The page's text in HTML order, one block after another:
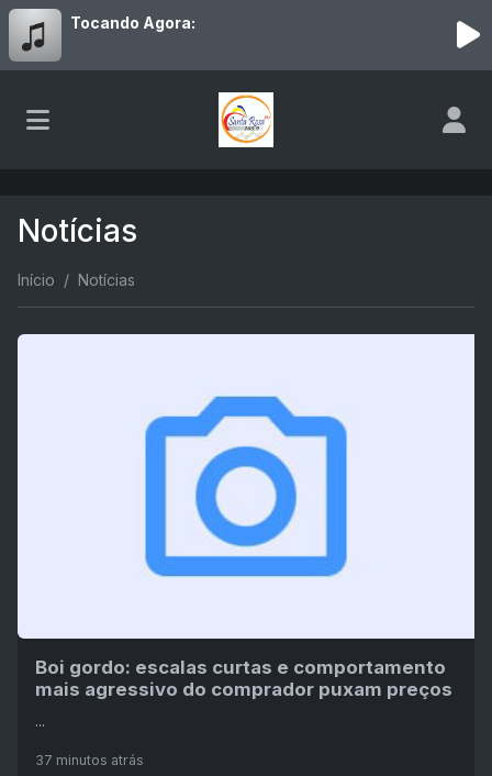
Tocando Agora:
Notícias
Início Notícias
Boi gordo: escalas curtas e comportamento
mais agressivo do comprador puxam preços
...
37 minutos atrás